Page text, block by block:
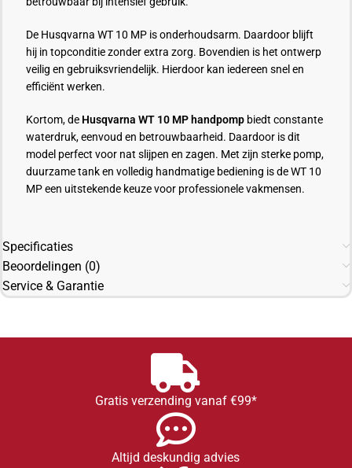
De Husqvarna WT 10 MP is onderhoudsarm. Daardoor blijft
hij in topconditie zonder extra zorg. Bovendien is het ontwerp
veilig en gebruiksvriendelijk. Hierdoor kan iedereen snel en
efficiënt werken.
Kortom, de Husqvarna WT 10 MP handpomp biedt constante
waterdruk, eenvoud en betrouwbaarheid. Daardoor is dit
model perfect voor nat slijpen en zagen. Met zijn sterke pomp,
duurzame tank en volledig handmatige bediening is de WT 10
MP een uitstekende keuze voor professionele vakmensen.
Specificaties
Beoordelingen (0)
Service & Garantie
Gratis verzending vanaf €99*
Altijd deskundig advies